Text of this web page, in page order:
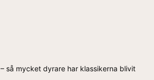
så mycket dyrare har klassikerna blivit